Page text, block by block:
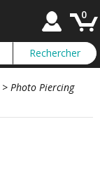
0
> Photo Piercing